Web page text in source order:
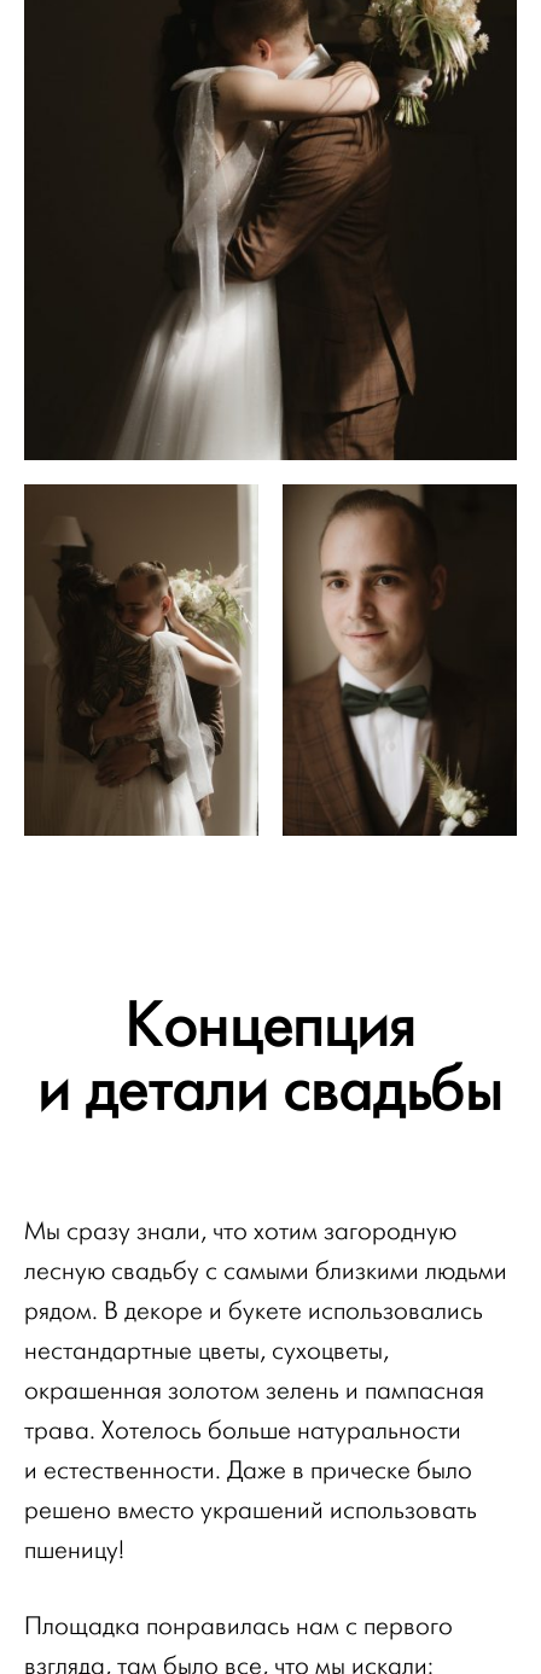
Концепция
и детали свадьбы
Мы сразу знали, что хотим загородную
лесную свадьбу с самыми близкими людьми
рядом. В декоре и букете использовались
нестандартные цветы, сухоцветы,
окрашенная золотом зелень и пампасная
трава. Хотелось больше натуральности
и естественности. Даже в прическе было
решено вместо украшений использовать
пшеницу!
Площадка понравилась нам с первого
взгляда, там было все, что мы искали: